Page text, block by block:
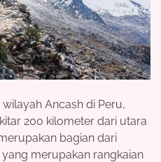
Ancash di Peru,
200 kilometer dari utara
bagian dari
merupakan rangkaian